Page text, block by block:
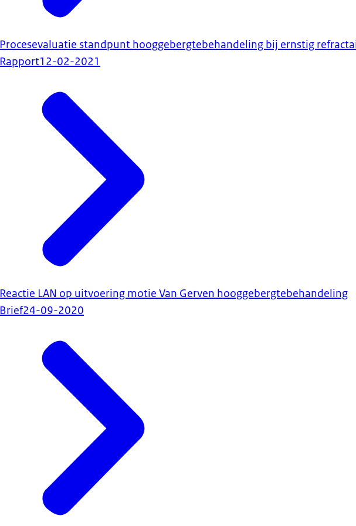
Procesevaluatie standpunt hooggebergtebehandeling bij ernstig
Rapport12-02-2021
Reactie LAN op uitvoering motie Van Gerven hooggebergtebehandeling
Brief24-09-2020